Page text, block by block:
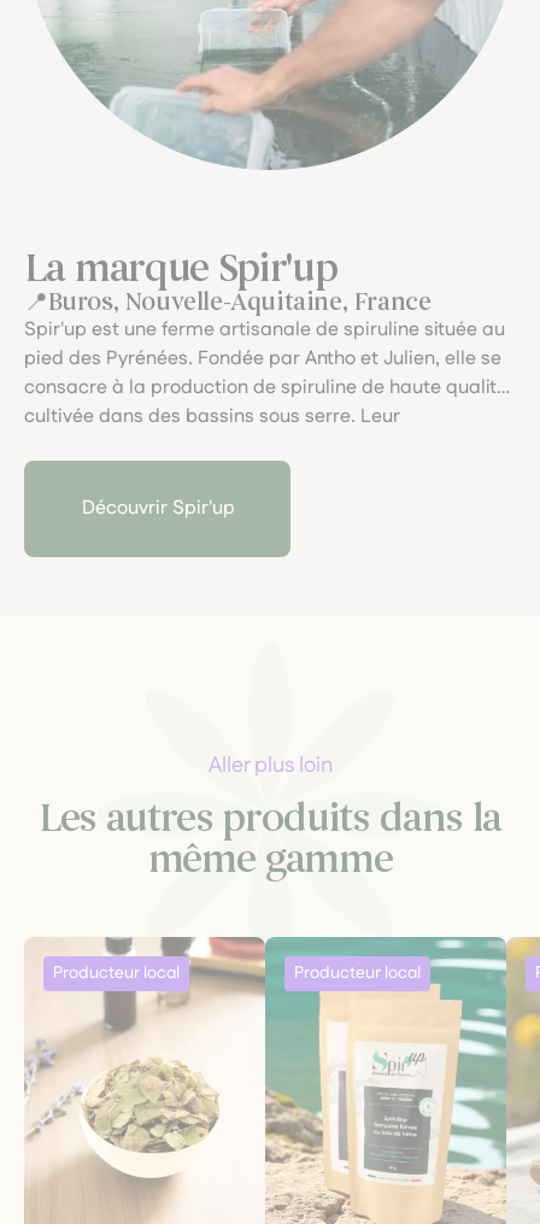
La marque Spir'up
Buros, Nouvelle-Aquitaine, France
Spir'up est une ferme artisanale de spiruline située au
pied des Pyrénées. Fondée par Antho et Julien, elle se
consacre à la production de spiruline de haute qualité,
cultivée dans des bassins sous serre. Leur
dans chaque étape de la production, du séchage à
basse température à l'absence de transformation,
Découvrir Spir'up
Aller plus loin
Les autres produits dans la
même gamme